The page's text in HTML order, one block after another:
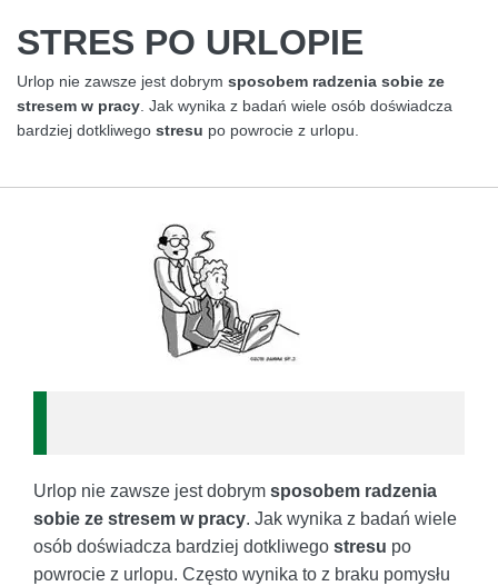
STRES PO URLOPIE
Urlop nie zawsze jest dobrym sposobem radzenia sobie ze
stresem w pracy . Jak wynika z badań wiele osób doświadcza
bardziej dotkliwego stresu po powrocie z urlopu.
Urlop nie zawsze jest dobrym sposobem radzenia
sobie ze stresem w pracy. Jak wynika z badań wiele
osób doświadcza bardziej dotkliwego stresu po
powrocie z urlopu. Często wynika to z braku pomysłu